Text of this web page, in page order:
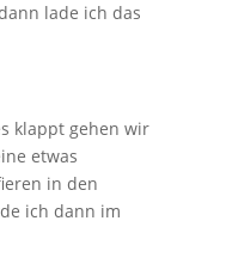
lade ich das
klappt gehen wir
etwas
in den
ich dann im